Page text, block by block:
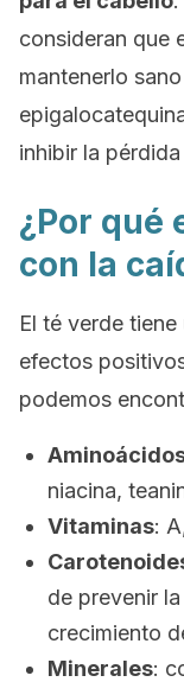
consideran que
mantenerlo
inhibir la
¿Por qué
con la
El té verde
efectos
podemos
niacina,
Vitaminas:
de prevenir
crecimiento
Minerales: